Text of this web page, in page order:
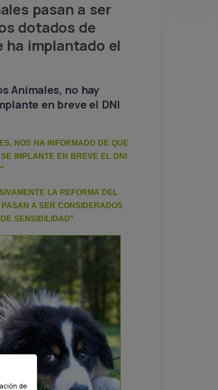
pasan a ser
dotados de
ha implantado el
Animales, no hay
en breve el DNI
NOS HA INFORMADO DE QUE
IMPLANTE EN BREVE EL DNI
LA REFORMA DEL
A SER CONSIDERADOS
SENSIBILIDAD"
de